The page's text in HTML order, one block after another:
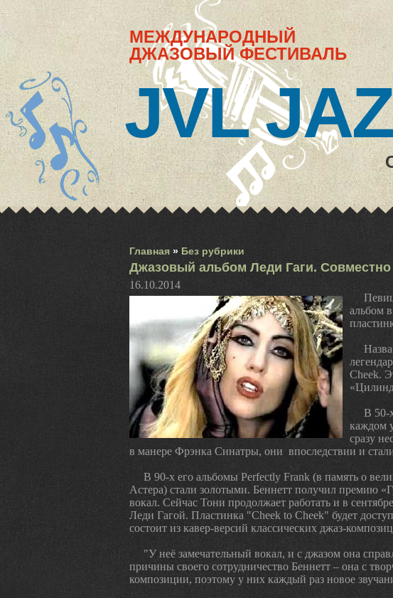
Главная » Без рубрики
Джазовый альбом Леди Гаги.
16.10.2014
альбом
Cheek.
В 50-
каждом
сразу
в манере Фрэнка Синатры, они впоследствии и
В 90-х его альбомы Perfectly Frank (в память о
Астера) стали золотыми. Беннетт получил премию
вокал. Сейчас Тони продолжает работать и в
Леди Гагой. Пластинка "Cheek to Cheek" будет
состоит из кавер-версий классических джаз-
"У неё замечательный вокал, и с джазом она
причины своего сотрудничество Беннетт – она с
композиции, поэтому у них каждый раз новое
МЕЖДУНАРОДНЫЙ
ДЖАЗОВЫЙ ФЕСТИВАЛЬ
JVL